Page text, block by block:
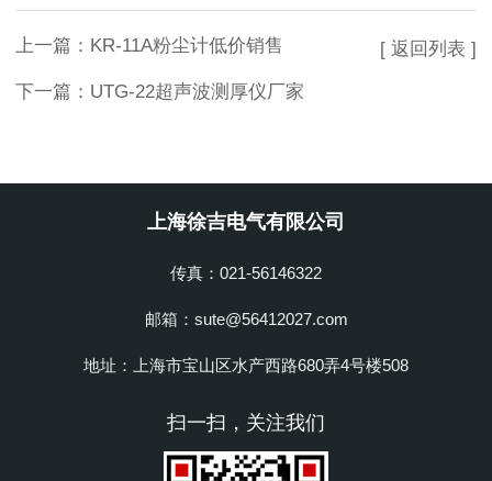
上一篇： KR-11A粉尘计低价销售
下一篇： UTG-22超声波测厚仪厂家
[ 返回列表 ]
上海徐吉电气有限公司
传真：021-56146322
邮箱：sute@56412027.com
地址：上海市宝山区水产西路680弄4号楼508
扫一扫，关注我们